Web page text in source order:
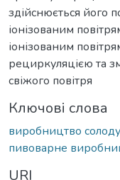
здійснюється його
іонізованим
іонізованим
рециркуляцією та
свіжого повітря
Ключові слова
виробництво солоду
пивоварне
URI